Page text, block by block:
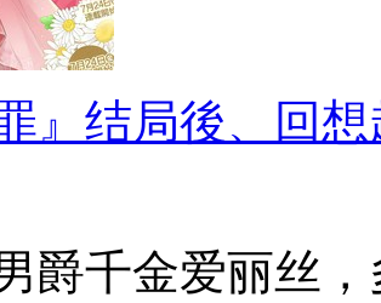
罪』结局後、回
爵千金爱丽丝，